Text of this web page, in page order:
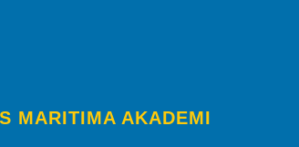
MARITIMA AKADEMI